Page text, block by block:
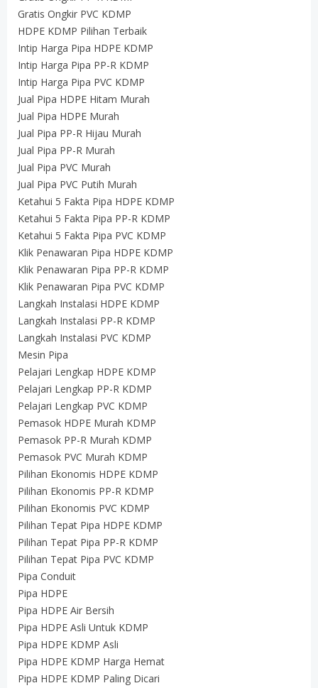
Gratis Ongkir PVC KDMP
HDPE KDMP Pilihan Terbaik
Intip Harga Pipa HDPE KDMP
Intip Harga Pipa PP-R KDMP
Intip Harga Pipa PVC KDMP
Jual Pipa HDPE Hitam Murah
Jual Pipa HDPE Murah
Jual Pipa PP-R Hijau Murah
Jual Pipa PP-R Murah
Jual Pipa PVC Murah
Jual Pipa PVC Putih Murah
Ketahui 5 Fakta Pipa HDPE KDMP
Ketahui 5 Fakta Pipa PP-R KDMP
Ketahui 5 Fakta Pipa PVC KDMP
Klik Penawaran Pipa HDPE KDMP
Klik Penawaran Pipa PP-R KDMP
Klik Penawaran Pipa PVC KDMP
Langkah Instalasi HDPE KDMP
Langkah Instalasi PP-R KDMP
Langkah Instalasi PVC KDMP
Mesin Pipa
Pelajari Lengkap HDPE KDMP
Pelajari Lengkap PP-R KDMP
Pelajari Lengkap PVC KDMP
Pemasok HDPE Murah KDMP
Pemasok PP-R Murah KDMP
Pemasok PVC Murah KDMP
Pilihan Ekonomis HDPE KDMP
Pilihan Ekonomis PP-R KDMP
Pilihan Ekonomis PVC KDMP
Pilihan Tepat Pipa HDPE KDMP
Pilihan Tepat Pipa PP-R KDMP
Pilihan Tepat Pipa PVC KDMP
Pipa Conduit
Pipa HDPE
Pipa HDPE Air Bersih
Pipa HDPE Asli Untuk KDMP
Pipa HDPE KDMP Asli
Pipa HDPE KDMP Harga Hemat
Pipa HDPE KDMP Paling Dicari